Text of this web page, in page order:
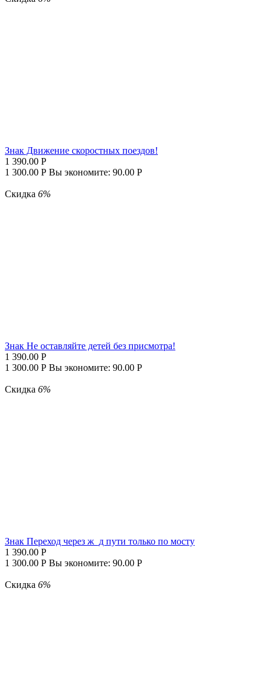
Знак Движение скоростных поездов!
1 390.00 Р
1 300.00 Р Вы экономите: 90.00 Р
Скидка 6%
Знак Не оставляйте детей без присмотра!
1 390.00 Р
1 300.00 Р Вы экономите: 90.00 Р
Скидка 6%
Знак Переход через ж_д пути только по мосту
1 390.00 Р
1 300.00 Р Вы экономите: 90.00 Р
Скидка 6%